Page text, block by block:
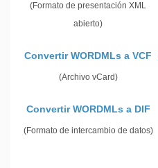
(Formato de presentación XML
abierto)
Convertir WORDMLs a VCF
(Archivo vCard)
Convertir WORDMLs a DIF
(Formato de intercambio de datos)